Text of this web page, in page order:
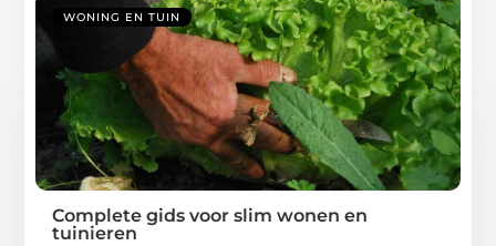
WONING EN TUIN
Complete gids voor slim wonen en
tuinieren